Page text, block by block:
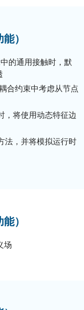
）
的通用接触时，默
合约束中考虑从节点
，将使用动态特征边
法，并将模拟运行时
）
场